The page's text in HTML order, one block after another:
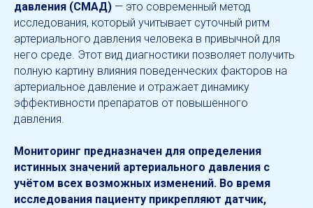
давления (СМАД) — это современный метод
исследования, который учитывает суточный ритм
артериального давления человека в привычной для
него среде. Этот вид диагностики позволяет получить
полную картину влияния поведенческих факторов на
артериальное давление и отражает динамику
эффективности препаратов от повышенного
давления.
Мониторинг предназначен для определения
истинных значений артериального давления с
учётом всех возможных изменений. Во время
исследования пациенту прикрепляют датчик,